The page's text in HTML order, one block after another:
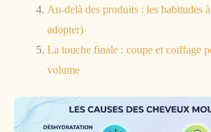
Au-delà des produits : les habitudes
adopter)
La touche finale : coupe et coiffage
volume